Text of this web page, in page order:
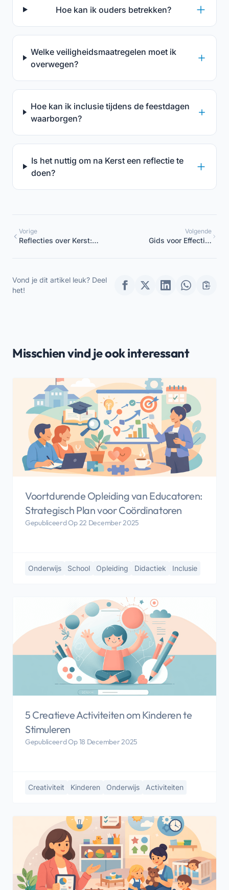
Hoe kan ik ouders betrekken?
Welke veiligheidsmaatregelen moet ik
overwegen?
Hoe kan ik inclusie tijdens de feestdagen
waarborgen?
Is het nuttig om na Kerst een reflectie te
doen?
Vorige
Reflecties over Kerst:
Volgende
Gids voor Effectief
Vond je dit artikel leuk? Deel
het!
Misschien vind je ook interessant
Voortdurende Opleiding van Educatoren:
Strategisch Plan voor Coördinatoren
Gepubliceerd Op 22 December 2025
Onderwijs School Opleiding Didactiek Inclusie
5 Creatieve Activiteiten om Kinderen te
Stimuleren
Gepubliceerd Op 18 December 2025
Creativiteit Kinderen Onderwijs Activiteiten